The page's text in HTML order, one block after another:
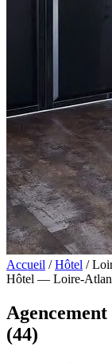
Accueil / Hôtel /
Hôtel — Loire-
(44)